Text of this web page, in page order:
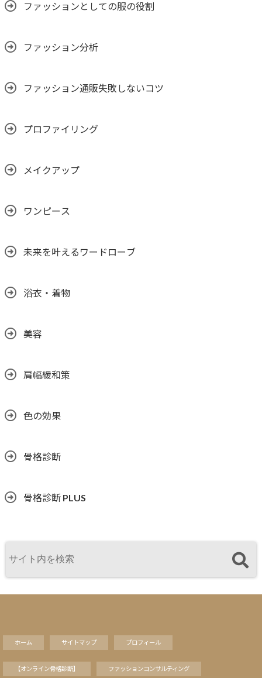
ファッションとしての服の役割
ファッション分析
ファッション通販失敗しないコツ
プロファイリング
メイクアップ
ワンピース
未来を叶えるワードローブ
浴衣・着物
美容
肩幅緩和策
色の効果
骨格診断
骨格診断 PLUS
ホーム サイトマップ プロフィール
【オンライン骨格診断】 ファッションコンサルティング